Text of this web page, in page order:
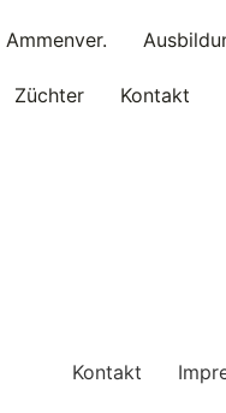
Ammenver.
Züchter Kontakt
Kontakt